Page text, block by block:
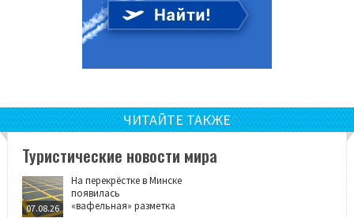
ЧИТАЙТЕ ТАКЖЕ
Туристические новости мира
07.08.26
На перекрёстке в Минске
появилась
«вафельная» разметка